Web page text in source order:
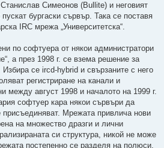
Симеонов (Bullite) и неговият
бургаски сървър. Така се поставя
IRC мрежа „Университетска“.
по софтуера от някои администратори
а през 1998 г. се взема решение за
се ircd-hybrid и свързаните с него
регистриране на канали и
между август 1998 и началото на 1999 г.
софтуер кара някои сървъри да
присъединяват. Мрежата привлича нови
на множество дразги и лични
си структура, никой не може
постепенно се разделя на полюси,